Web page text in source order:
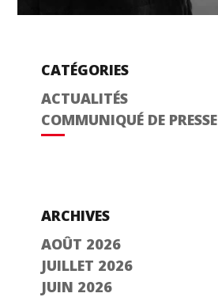
CATÉGORIES
ACTUALITÉS
COMMUNIQUÉ DE PRESSE
ARCHIVES
AOÛT 2026
JUILLET 2026
JUIN 2026